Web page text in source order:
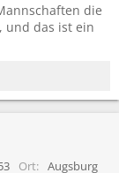
die
und das ist ein
Ort Augsburg